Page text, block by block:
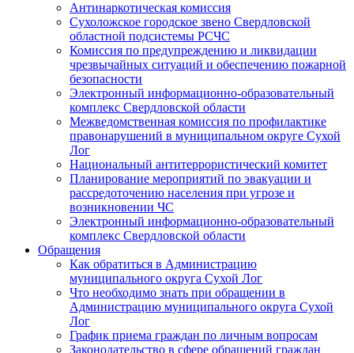
Антинаркотическая комиссия
Сухоложское городское звено Свердловской
областной подсистемы РСЧС
Комиссия по предупреждению и ликвидации
чрезвычайных ситуаций и обеспечению пожарной
безопасности
Электронный информационно-образовательный
комплекс Cвердловской области
Межведомственная комиссия по профилактике
правонарушений в муниципальном округе Сухой
Лог
Национальный антитеррористический комитет
Планирование мероприятий по эвакуации и
рассредоточению населения при угрозе и
возникновении ЧС
Электронный информационно-образовательный
комплекс Свердловской области
Обращения
Как обратиться в Администрацию
муниципального округа Сухой Лог
Что необходимо знать при обращении в
Администрацию муниципального округа Сухой
Лог
График приема граждан по личным вопросам
Законодательство в сфере обращений граждан